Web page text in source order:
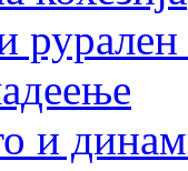
рурален
и